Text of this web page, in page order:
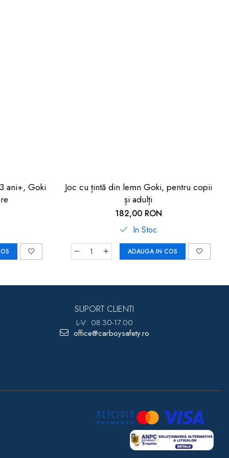
ani+, Goki
Joc cu țintă din lemn Goki, pentru copii
și adulți
182,00 RON
In Stoc
ADAUGA IN COS
SUPORT CLIENTI
L-V: 08.30-17.00
office@carboysafety.ro